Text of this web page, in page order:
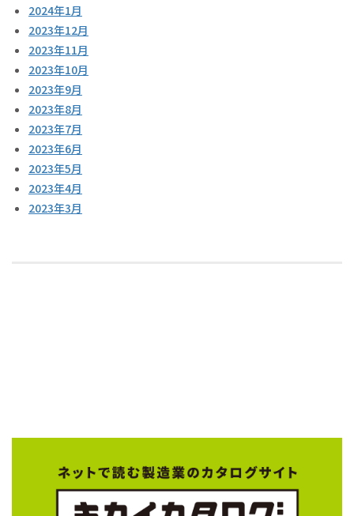
2024年1月
2023年12月
2023年11月
2023年10月
2023年9月
2023年8月
2023年7月
2023年6月
2023年5月
2023年4月
2023年3月